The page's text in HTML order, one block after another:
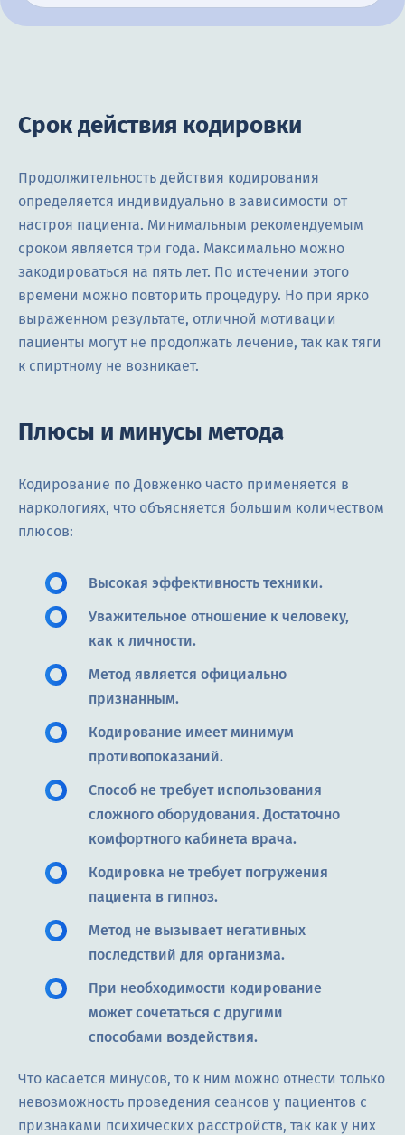
Срок действия кодировки
Продолжительность действия кодирования
определяется индивидуально в зависимости от
настроя пациента. Минимальным рекомендуемым
сроком является три года. Максимально можно
закодироваться на пять лет. По истечении этого
времени можно повторить процедуру. Но при ярко
выраженном результате, отличной мотивации
пациенты могут не продолжать лечение, так как тяги
к спиртному не возникает.
Плюсы и минусы метода
Кодирование по Довженко часто применяется в
наркологиях, что объясняется большим количеством
плюсов:
Высокая эффективность техники.
Уважительное отношение к человеку,
как к личности.
Метод является официально
признанным.
Кодирование имеет минимум
противопоказаний.
Способ не требует использования
сложного оборудования. Достаточно
комфортного кабинета врача.
Кодировка не требует погружения
пациента в гипноз.
Метод не вызывает негативных
последствий для организма.
При необходимости кодирование
может сочетаться с другими
способами воздействия.
Что касается минусов, то к ним можно отнести только
невозможность проведения сеансов у пациентов с
признаками психических расстройств, так как у них